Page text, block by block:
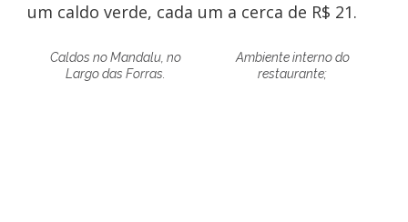
um caldo verde, cada um a cerca de R$ 21.
Caldos no Mandalu, no
Largo das Forras.
Ambiente interno do
restaurante;